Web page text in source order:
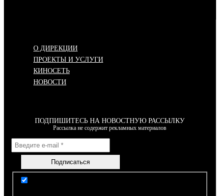
О ДИРЕКЦИИ
ПРОЕКТЫ И УСЛУГИ
КИНОСЕТЬ
НОВОСТИ
ПОДПИШИТЕСЬ НА НОВОСТНУЮ РАССЫЛКУ
Рассылка не содержит рекламных материалов